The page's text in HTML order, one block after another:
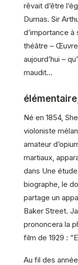
rêvait d’être
Dumas. Sir
d’importance
théâtre –
aujourd’hui –
maudit…
Né en 1854,
violoniste
amateur
martiaux,
dans Une
biographe, le
partage un
Baker Street.
prononcera la
film de 1929 :
Au fil des